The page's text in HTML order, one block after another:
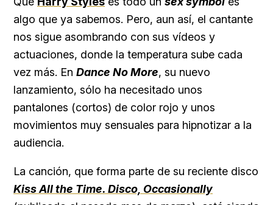
algo que ya sabemos. Pero, aun así, el cantante
nos sigue asombrando con sus vídeos y
actuaciones, donde la temperatura sube cada
vez más. En Dance No More, su nuevo
lanzamiento, sólo ha necesitado unos
pantalones (cortos) de color rojo y unos
movimientos muy sensuales para hipnotizar a la
audiencia.
La canción, que forma parte de su reciente disco
Kiss All the Time. Disco, Occasionally